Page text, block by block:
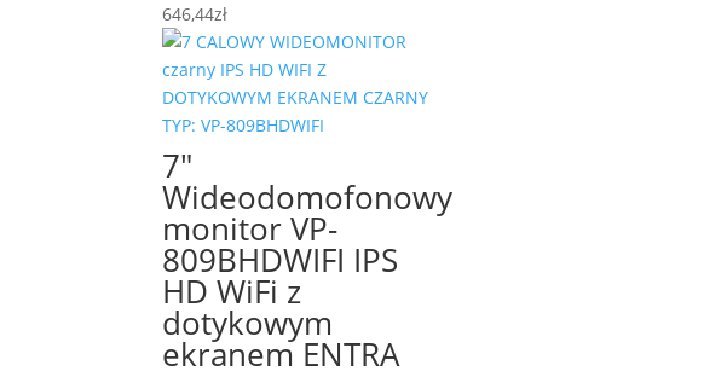
646,44zł
7″
Wideodomofonowy
monitor VP-
809BHDWIFI IPS
HD WiFi z
dotykowym
ekranem ENTRA